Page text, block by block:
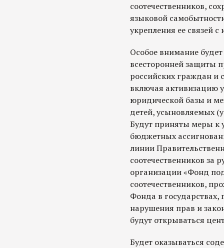
соотечественников,
языковой
укрепления ее связей
Особое внимание
всесторонней защиты
российских граждан и
включая активизацию
юридической базы и
детей, усыновляемых
Будут приняты меры к
бюджетных
линии
соотечественников за
организации «Фонд
соотечественников,
Фонда в государствах,
нарушения прав и
будут открываться
Будет оказываться